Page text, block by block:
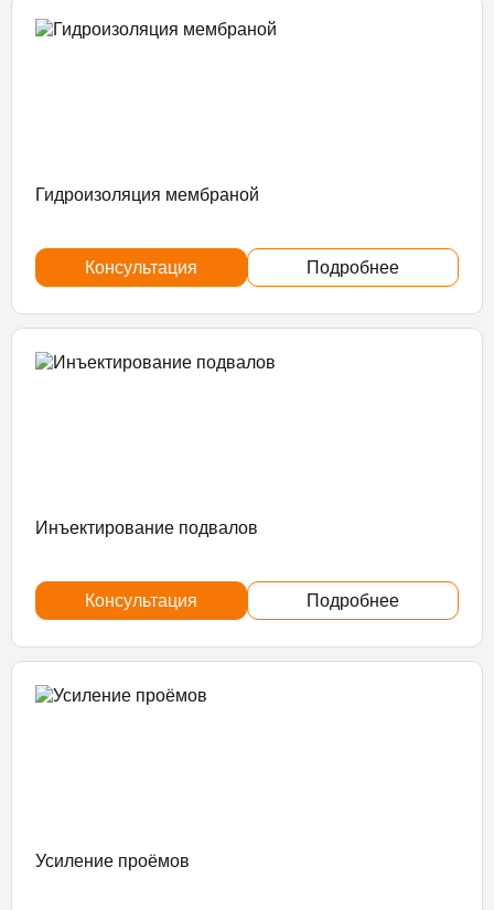
Гидроизоляция мембраной
Консультация Подробнее
Инъектирование подвалов
Консультация Подробнее
Усиление проёмов